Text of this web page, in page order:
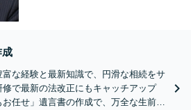
成
富な経験と最新知識で、円滑な相続をサ
で最新の法改正にもキャッチアップ
お任せ」遺言書の作成で、万全な生前対